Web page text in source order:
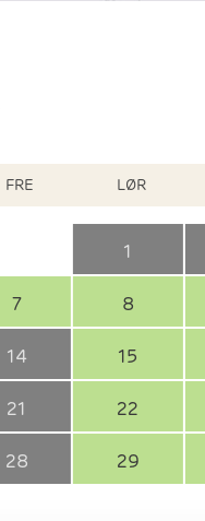
FRE LØR
1
7 8
14 15
21 22
28 29